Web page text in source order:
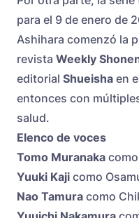
para el 9 de enero de
Ashihara comenzó la
revista Weekly
editorial Shueisha en
entonces con
salud.
Elenco de voces
Tomo Muranaka
Yuuki Kaji como
Nao Tamura como